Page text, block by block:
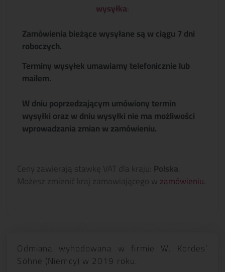
wysyłka:
Zamówienia bieżące wysyłane są w ciągu 7 dni
roboczych.
Terminy wysyłek umawiamy telefonicznie lub
mailem.
W dniu poprzedzającym umówiony termin
wysyłki oraz w dniu wysyłki nie ma możliwości
wprowadzania zmian w zamówieniu.
Ceny zawierają stawkę VAT dla kraju: Polska
Możesz zmienić kraj zamawiającego wzamówieniu
Odmiana wyhodowana w firmie W. Kordes’
Söhne (Niemcy) w 2019 roku.